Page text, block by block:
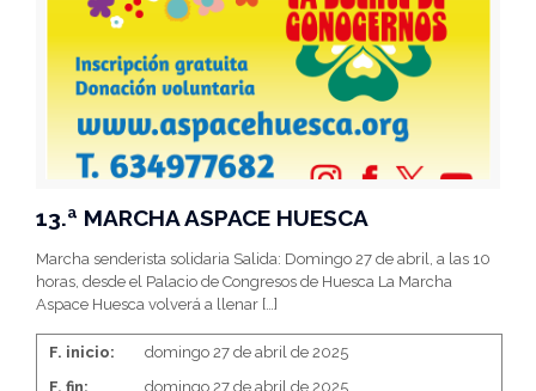
13.ª MARCHA ASPACE HUESCA
Marcha senderista solidaria Salida: Domingo 27 de abril, a las 10
horas, desde el Palacio de Congresos de Huesca La Marcha
Aspace Huesca volverá a llenar […]
F. inicio:
domingo 27 de abril de 2025
F. fin:
domingo 27 de abril de 2025